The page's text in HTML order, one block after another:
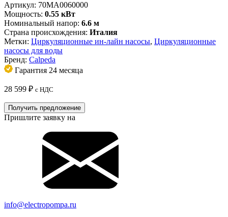
Артикул: 70MA0060000
Мощность: 0.55 кВт
Номинальный напор: 6.6 м
Страна происхождения: Италия
Метки: Циркуляционные ин-лайн насосы, Циркуляционные
насосы для воды
Бренд: Calpeda
Гарантия 24 месяца
28 599 ₽ с НДС
Получить предложение
Пришлите заявку на
info@electropompa.ru